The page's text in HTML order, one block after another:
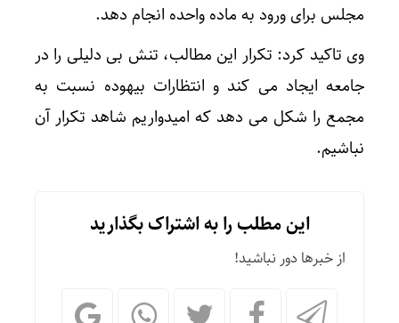
مجلس برای ورود به ماده واحده انجام دهد.
وی تاکید کرد: تکرار این مطالب، تنش بی دلیلی را در
جامعه ایجاد می کند و انتظارات بیهوده نسبت به
مجمع را شکل می دهد که امیدواریم شاهد تکرار آن
نباشیم.
این مطلب را به اشتراک بگذارید
از خبرها دور نباشید!